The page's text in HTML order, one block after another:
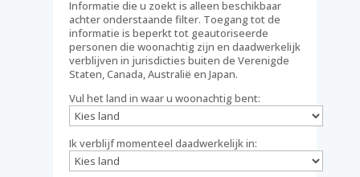
Informatie die u zoekt is alleen beschikbaar
achter onderstaande filter. Toegang tot de
informatie is beperkt tot geautoriseerde
personen die woonachtig zijn en daadwerkelijk
verblijven in jurisdicties buiten de Verenigde
Staten, Canada, Australië en Japan.
Vul het land in waar u woonachtig bent:
Ik verblijf momenteel daadwerkelijk in: